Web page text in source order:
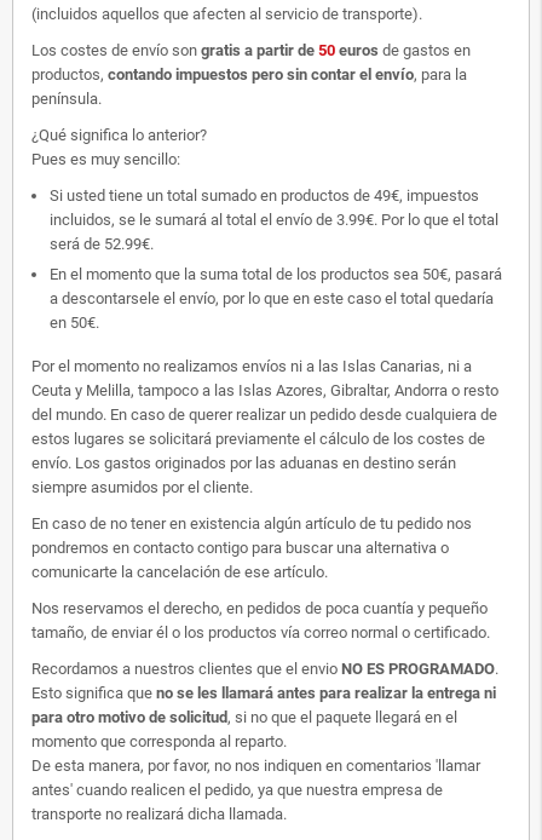
(incluidos aquellos que afecten al servicio de transporte).
Los costes de envío son gratis a partir de 50 euros de gastos en
productos, contando impuestos pero sin contar el envío, para la
península.
¿Qué significa lo anterior?
Pues es muy sencillo:
Si usted tiene un total sumado en productos de 49€, impuestos
incluidos, se le sumará al total el envío de 3.99€. Por lo que el total
será de 52.99€.
En el momento que la suma total de los productos sea 50€, pasará
a descontarsele el envío, por lo que en este caso el total quedaría
en 50€.
Por el momento no realizamos envíos ni a las Islas Canarias, ni a
Ceuta y Melilla, tampoco a las Islas Azores, Gibraltar, Andorra o resto
del mundo. En caso de querer realizar un pedido desde cualquiera de
estos lugares se solicitará previamente el cálculo de los costes de
envío. Los gastos originados por las aduanas en destino serán
siempre asumidos por el cliente.
En caso de no tener en existencia algún artículo de tu pedido nos
pondremos en contacto contigo para buscar una alternativa o
comunicarte la cancelación de ese artículo.
Nos reservamos el derecho, en pedidos de poca cuantía y pequeño
tamaño, de enviar él o los productos vía correo normal o certificado.
Recordamos a nuestros clientes que el envio NO ES PROGRAMADO.
Esto significa que no se les llamará antes para realizar la entrega ni
para otro motivo de solicitud, si no que el paquete llegará en el
momento que corresponda al reparto.
De esta manera, por favor, no nos indiquen en comentarios 'llamar
antes' cuando realicen el pedido, ya que nuestra empresa de
transporte no realizará dicha llamada.